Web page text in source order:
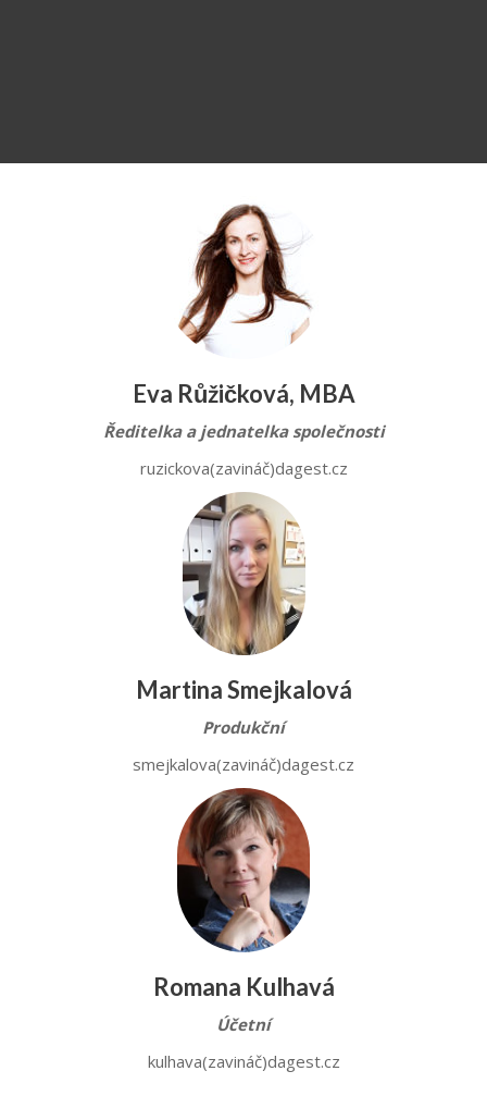
Eva Růžičková, MBA
Ředitelka a jednatelka společnosti
ruzickova(zavináč)dagest.cz
Martina Smejkalová
Produkční
smejkalova(zavináč)dagest.cz
Romana Kulhavá
Účetní
kulhava(zavináč)dagest.cz